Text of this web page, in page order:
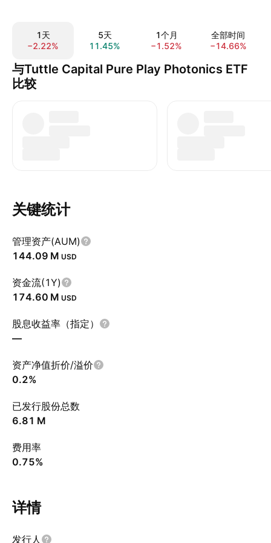
1天
−2.22%
5天
11.45%
1个月
−1.52%
全部时间
−14.66%
与Tuttle Capital Pure Play Photonics ETF
比较
关键统计
管理资产(AUM)
‪144.09 M‬ USD
资金流(1Y)
‪174.60 M‬ USD
股息收益率（指定）
—
资产净值折价/溢价
0.2%
已发行股份总数
‪6.81 M‬
费用率
0.75%
详情
发行人